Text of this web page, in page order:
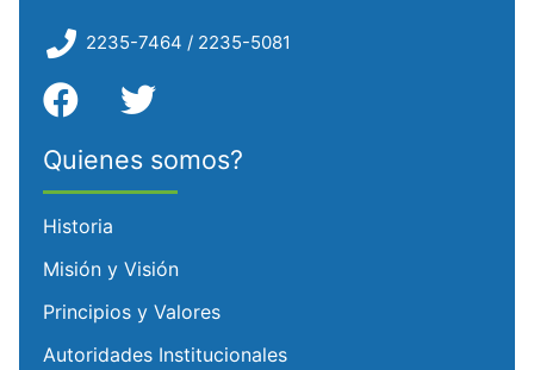
2235-7464 / 2235-5081
Quienes somos?
Historia
Misión y Visión
Principios y Valores
Autoridades Institucionales